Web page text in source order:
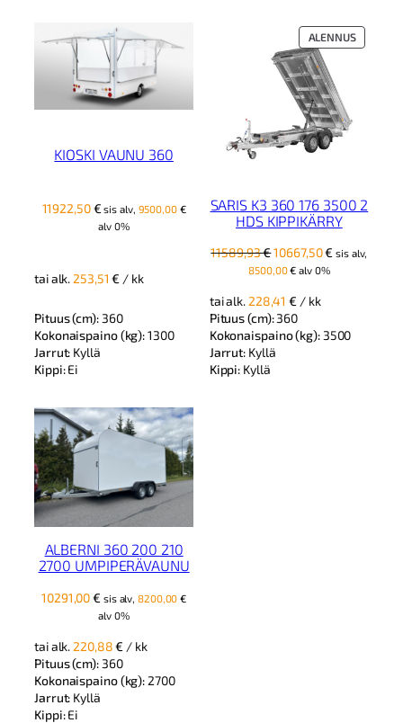
KIOSKI VAUNU 360
11922,50€ sis alv, 9500,00 €
alv 0%
tai alk. 253,51€ / kk
Pituus (cm): 360
Kokonaispaino (kg):1300
Jarrut: Kyllä
Kippi:Ei
ALENNUSTUOTE
SARIS K3 360 176 3500 2
HDS KIPPIKÄRRY
11589,93€Alkuperäinen
hinta
11589,93 €.
10667,50€ Nykyinen
sis alv,
8500,00€ alv 0%
tai alk. 228,41€ / kk
Pituus (cm):360
Kokonaispaino (kg): 3500
Jarrut: Kyllä
Kippi: Kyllä
ALBERNI 360 200 210
2700 UMPIPERÄVAUNU
10291,00€ sis alv,8200,00€
alv 0%
tai alk. 220,88€ / kk
Pituus (cm): 360
Kokonaispaino (kg): 2700
Jarrut: Kyllä
Kippi:Ei